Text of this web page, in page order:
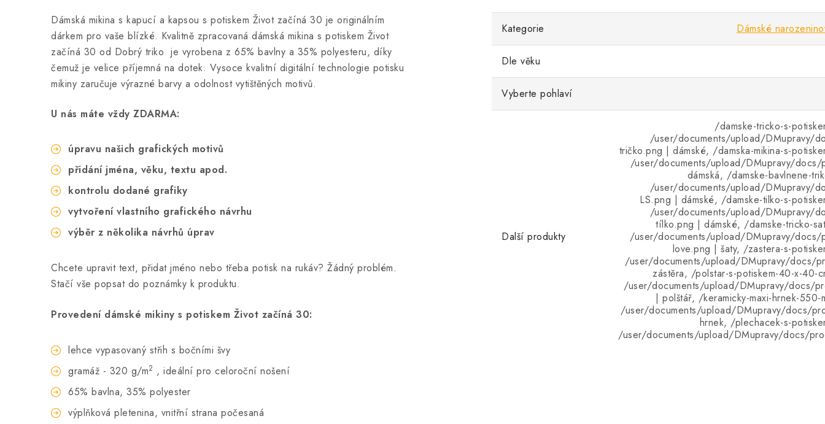
Dámská mikina s kapucí a kapsou s potiskem Život začíná 30 je originálním
dárkem pro vaše blízké. Kvalitně zpracovaná dámská mikina s potiskem Život
začíná 30 od Dobrý triko je vyrobena z 65% bavlny a 35% polyesteru, díky
čemuž je velice příjemná na dotek. Vysoce kvalitní digitální technologie potisku
mikiny zaručuje výrazné barvy a odolnost vytištěných motivů.
U nás máte vždy ZDARMA:
úpravu našich grafických motivů
přidání jména, věku, textu apod.
kontrolu dodané grafiky
vytvoření vlastního grafického návrhu
výběr z několika návrhů úprav
Chcete upravit text, přidat jméno nebo třeba potisk na rukáv? Žádný problém.
Stačí vše popsat do poznámky k produktu.
Provedení dámské mikiny s potiskem Život začíná 30:
lehce vypasovaný střih s bočními švy
gramáž - 320 g/m2 , ideální pro celoroční nošení
65% bavlna, 35% polyester
výplňková pletenina, vnitřní strana počesaná
Kategorie Dámské
Dle věku
Vyberte pohlaví
Další produkty
/damske-tricko-s-
/user/documents/upload/DMupravy/
tričko.png | dámské, /damska-mikina-s-
/user/documents/upload/DMupravy/docs/
dámská, /damske-bavlnene-
/user/documents/upload/DMupravy/
LS.png | dámské, /damske-tilko-s-
/user/documents/upload/DMupravy/
tílko.png | dámské, /damske-tricko-
/user/documents/upload/DMupravy/docs/
love.png | šaty, /zastera-s-
/user/documents/upload/DMupravy/docs/
zástěra, /polstar-s-potiskem-40-x-40-
/user/documents/upload/DMupravy/docs/
| polštář, /keramicky-maxi-hrnek-
/user/documents/upload/DMupravy/docs/
hrnek, /plechacek-s-
/user/documents/upload/DMupravy/docs/